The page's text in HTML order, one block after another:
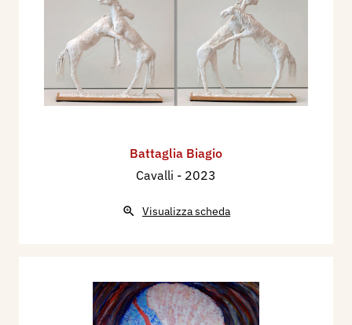
Battaglia Biagio
Cavalli - 2023
Visualizza scheda